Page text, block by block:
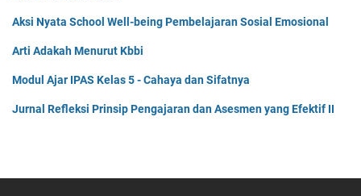
Aksi Nyata School Well-being Pembelajaran Sosial Emosional
Arti Adakah Menurut Kbbi
Modul Ajar IPAS Kelas 5 - Cahaya dan Sifatnya
Jurnal Refleksi Prinsip Pengajaran dan Asesmen yang Efektif II